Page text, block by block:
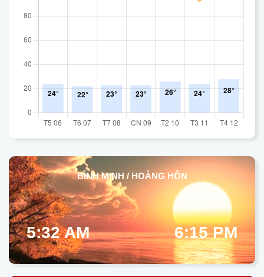
BÌNH MINH / HOÀNG HÔN
5:32 AM 6:15 PM